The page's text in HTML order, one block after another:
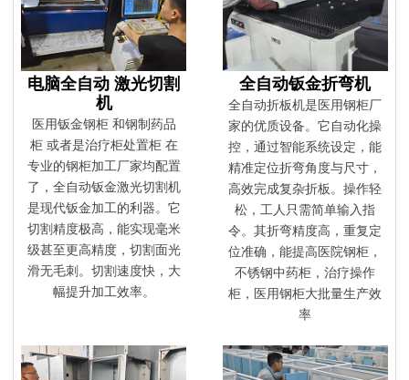
电脑全自动 激光切割
机
医用钣金钢柜 和钢制药品
柜 或者是治疗柜处置柜 在
专业的钢柜加工厂家均配置
了，全自动钣金激光切割机
是现代钣金加工的利器。它
切割精度极高，能实现毫米
级甚至更高精度，切割面光
滑无毛刺。切割速度快，大
幅提升加工效率。
全自动钣金折弯机
全自动折板机是医用钢柜厂
家的优质设备。它自动化操
控，通过智能系统设定，能
精准定位折弯角度与尺寸，
高效完成复杂折板。操作轻
松，工人只需简单输入指
令。其折弯精度高，重复定
位准确，能提高医院钢柜，
不锈钢中药柜，治疗操作
柜，医用钢柜大批量生产效
率